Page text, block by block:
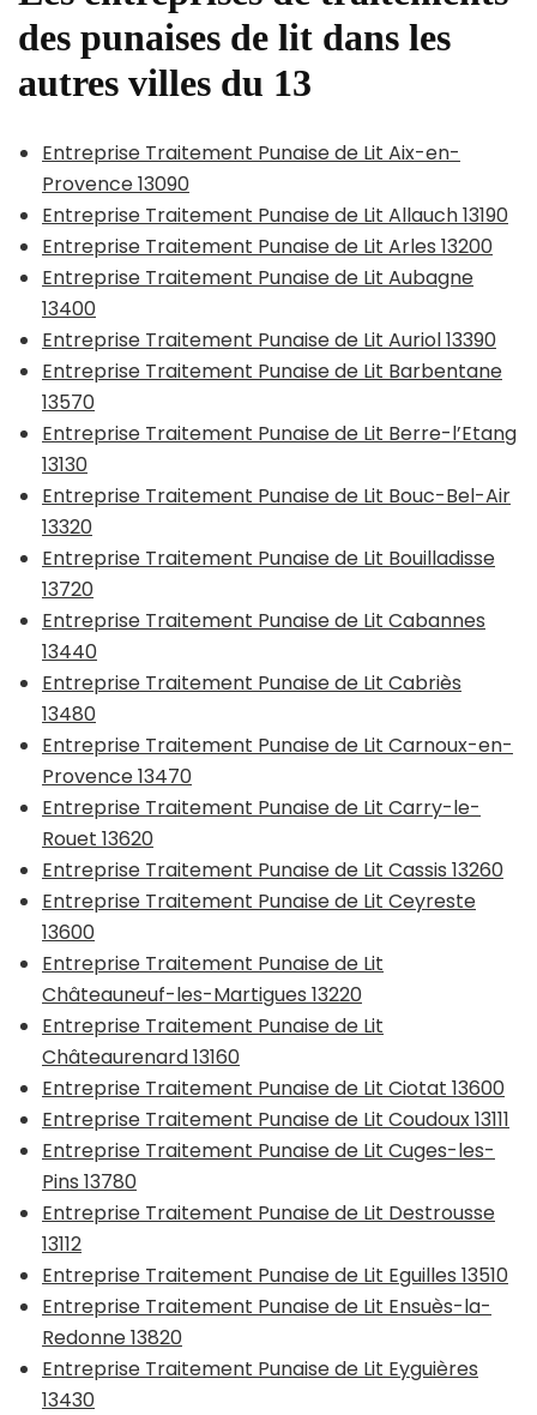
des punaises de lit dans les
autres villes du 13
Entreprise Traitement Punaise de Lit Aix-en-
Provence 13090
Entreprise Traitement Punaise de Lit Allauch 13190
Entreprise Traitement Punaise de Lit Arles 13200
Entreprise Traitement Punaise de Lit Aubagne
13400
Entreprise Traitement Punaise de Lit Auriol 13390
Entreprise Traitement Punaise de Lit Barbentane
13570
Entreprise Traitement Punaise de Lit Berre-l’Etang
13130
Entreprise Traitement Punaise de Lit Bouc-Bel-Air
13320
Entreprise Traitement Punaise de Lit Bouilladisse
13720
Entreprise Traitement Punaise de Lit Cabannes
13440
Entreprise Traitement Punaise de Lit Cabriès
13480
Entreprise Traitement Punaise de Lit Carnoux-en-
Provence 13470
Entreprise Traitement Punaise de Lit Carry-le-
Rouet 13620
Entreprise Traitement Punaise de Lit Cassis 13260
Entreprise Traitement Punaise de Lit Ceyreste
13600
Entreprise Traitement Punaise de Lit
Châteauneuf-les-Martigues 13220
Entreprise Traitement Punaise de Lit
Châteaurenard 13160
Entreprise Traitement Punaise de Lit Ciotat 13600
Entreprise Traitement Punaise de Lit Coudoux 13111
Entreprise Traitement Punaise de Lit Cuges-les-
Pins 13780
Entreprise Traitement Punaise de Lit Destrousse
13112
Entreprise Traitement Punaise de Lit Eguilles 13510
Entreprise Traitement Punaise de Lit Ensuès-la-
Redonne 13820
Entreprise Traitement Punaise de Lit Eyguières
13430